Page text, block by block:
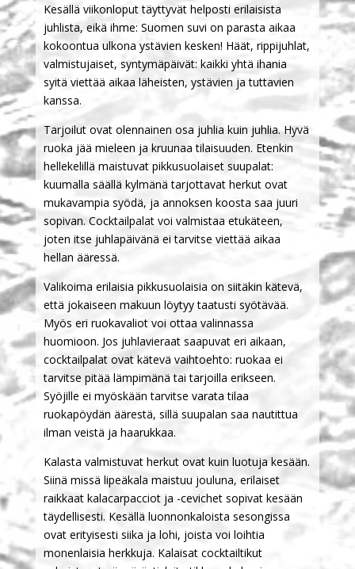
Kesällä viikonloput täyttyvät helposti erilaisista
juhlista, eikä ihme: Suomen suvi on parasta aikaa
kokoontua ulkona ystävien kesken! Häät, rippijuhlat,
valmistujaiset, syntymäpäivät: kaikki yhtä ihania
syitä viettää aikaa läheisten, ystävien ja tuttavien
kanssa.
Tarjoilut ovat olennainen osa juhlia kuin juhlia. Hyvä
ruoka jää mieleen ja kruunaa tilaisuuden. Etenkin
hellekelillä maistuvat pikkusuolaiset suupalat:
kuumalla säällä kylmänä tarjottavat herkut ovat
mukavampia syödä, ja annoksen koosta saa juuri
sopivan. Cocktailpalat voi valmistaa etukäteen,
joten itse juhlapäivänä ei tarvitse viettää aikaa
hellan ääressä.
Valikoima erilaisia pikkusuolaisia on siitäkin kätevä,
että jokaiseen makuun löytyy taatusti syötävää.
Myös eri ruokavaliot voi ottaa valinnassa
huomioon. Jos juhlavieraat saapuvat eri aikaan,
cocktailpalat ovat kätevä vaihtoehto: ruokaa ei
tarvitse pitää lämpimänä tai tarjoilla erikseen.
Syöjille ei myöskään tarvitse varata tilaa
ruokapöydän äärestä, sillä suupalan saa nautittua
ilman veistä ja haarukkaa.
Kalasta valmistuvat herkut ovat kuin luotuja kesään.
Siinä missä lipeäkala maistuu jouluna, erilaiset
raikkaat kalacarpacciot ja -cevichet sopivat kesään
täydellisesti. Kesällä luonnonkaloista sesongissa
ovat erityisesti siika ja lohi, joista voi loihtia
monenlaisia herkkuja. Kalaisat cocktailtikut